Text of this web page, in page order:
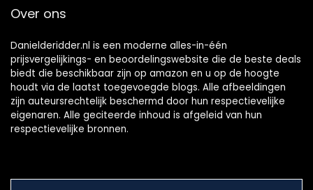
Over ons
Danielderidder.nl is een moderne alles-in-één
prijsvergelijkings- en beoordelingswebsite die de beste deals
biedt die beschikbaar zijn op amazon en u op de hoogte
houdt via de laatst toegevoegde blogs. Alle afbeeldingen
zijn auteursrechtelijk beschermd door hun respectievelijke
eigenaren. Alle geciteerde inhoud is afgeleid van hun
respectievelijke bronnen.